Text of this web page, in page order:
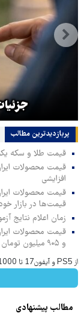
پربازدیدترین‌ مطالب
قیمت طلا و سکه یکشنبه ۱۱ مرداد ۱۴۰۵/ ریزش
افزایشی
قیمت‌ها در بازار
زمان اعلام نتایج
و ۹۰۵ میلیون تومان
از PS5 و آیفون17 تا 1000 دلار برنده شو🔥 گردونه شانس بدون پوچ 💥
مطالب پیشنهادی